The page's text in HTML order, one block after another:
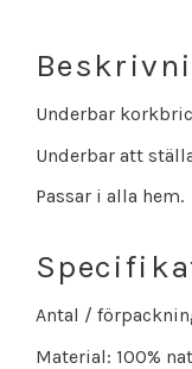
Underbar
Underbar att
Passar i alla hem.
Antal /
Material: 100%